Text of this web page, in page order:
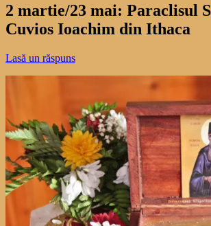
2 martie/23 mai: Paraclisul
Cuvios Ioachim din Ithaca
Lasă un răspuns